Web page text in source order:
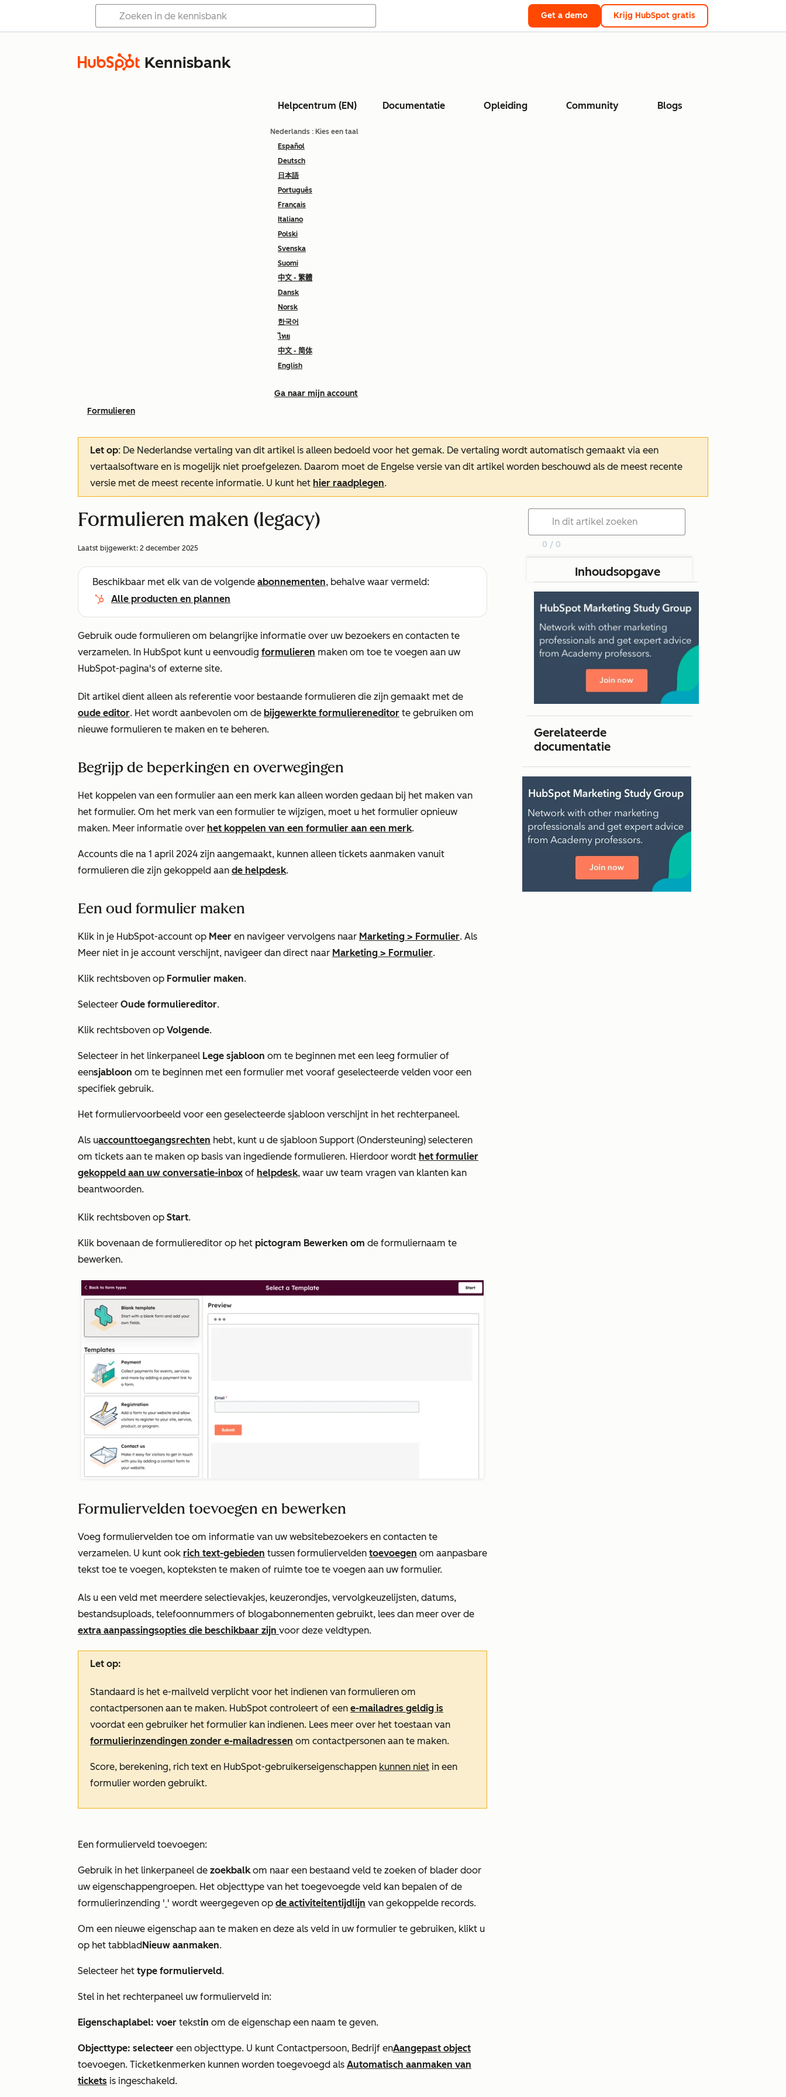
Get a demo Krijg HubSpot gratis
Kennisbank
Helpcentrum (EN) Documentatie Opleiding Community Blogs
Nederlands : Kies een taal
Español
Deutsch
日本語
Português
Français
Italiano
Polski
Svenska
Suomi
中文 - 繁體
Dansk
Norsk
한국어
ไทย
中文 - 简体
English
Ga naar mijn account
Formulieren
Let op: De Nederlandse vertaling van dit artikel is alleen bedoeld voor het gemak. De vertaling wordt automatisch gemaakt via een
vertaalsoftware en is mogelijk niet proefgelezen. Daarom moet de Engelse versie van dit artikel worden beschouwd als de meest recente
versie met de meest recente informatie. U kunt het hier raadplegen.
Formulieren maken (legacy)
Laatst bijgewerkt: 2 december 2025
Beschikbaar met elk van de volgende abonnementen, behalve waar vermeld:
Alle producten en plannen
Gebruik oude formulieren om belangrijke informatie over uw bezoekers en contacten te
verzamelen. In HubSpot kunt u eenvoudig formulieren maken om toe te voegen aan uw
HubSpot-pagina's of externe site.
Dit artikel dient alleen als referentie voor bestaande formulieren die zijn gemaakt met de
oude editor. Het wordt aanbevolen om de bijgewerkte formuliereneditor te gebruiken om
nieuwe formulieren te maken en te beheren.
Begrijp de beperkingen en overwegingen
Het koppelen van een formulier aan een merk kan alleen worden gedaan bij het maken van
het formulier. Om het merk van een formulier te wijzigen, moet u het formulier opnieuw
maken. Meer informatie over het koppelen van een formulier aan een merk.
Accounts die na 1 april 2024 zijn aangemaakt, kunnen alleen tickets aanmaken vanuit
formulieren die zijn gekoppeld aan de helpdesk.
Een oud formulier maken
Klik in je HubSpot-account op Meer en navigeer vervolgens naar Marketing > Formulier. Als
Meer niet in je account verschijnt, navigeer dan direct naar Marketing > Formulier.
Klik rechtsboven op Formulier maken.
Selecteer Oude formuliereditor.
Klik rechtsboven op Volgende.
Selecteer in het linkerpaneel Lege sjabloon om te beginnen met een leeg formulier of
eensjabloon om te beginnen met een formulier met vooraf geselecteerde velden voor een
specifiek gebruik.
Het formuliervoorbeeld voor een geselecteerde sjabloon verschijnt in het rechterpaneel.
Als uaccounttoegangsrechten hebt, kunt u de sjabloon Support (Ondersteuning) selecteren
om tickets aan te maken op basis van ingediende formulieren. Hierdoor wordt het formulier
gekoppeld aan uw conversatie-inbox of helpdesk, waar uw team vragen van klanten kan
beantwoorden.
Klik rechtsboven op Start.
Klik bovenaan de formuliereditor op het pictogram Bewerken om de formuliernaam te
bewerken.
Formuliervelden toevoegen en bewerken
Voeg formuliervelden toe om informatie van uw websitebezoekers en contacten te
verzamelen. U kunt ook rich text-gebieden tussen formuliervelden toevoegen om aanpasbare
tekst toe te voegen, kopteksten te maken of ruimte toe te voegen aan uw formulier.
Als u een veld met meerdere selectievakjes, keuzerondjes, vervolgkeuzelijsten, datums,
bestandsuploads, telefoonnummers of blogabonnementen gebruikt, lees dan meer over de
extra aanpassingsopties die beschikbaar zijn voor deze veldtypen.
Let op:
Standaard is het e-mailveld verplicht voor het indienen van formulieren om
contactpersonen aan te maken. HubSpot controleert of een e-mailadres geldig is
voordat een gebruiker het formulier kan indienen. Lees meer over het toestaan van
formulierinzendingen zonder e-mailadressen om contactpersonen aan te maken.
Score, berekening, rich text en HubSpot-gebruikerseigenschappen kunnen niet in een
formulier worden gebruikt.
Een formulierveld toevoegen:
Gebruik in het linkerpaneel de zoekbalkom naar een bestaand veld te zoeken of blader door
uw eigenschappengroepen. Het objecttype van het toegevoegde veld kan bepalen of de
formulierinzending ' ' wordt weergegeven op de activiteitentijdlijn van gekoppelde records.
Om een nieuwe eigenschap aan te maken en deze als veld in uw formulier te gebruiken, klikt u
op het tabbladNieuw aanmaken.
Selecteer het type formulierveld.
Stel in het rechterpaneel uw formulierveld in:
Eigenschaplabel: voer tekstin om de eigenschap een naam te geven.
Objecttype: selecteer een objecttype. U kunt Contactpersoon, Bedrijf enAangepast object
toevoegen. Ticketkenmerken kunnen worden toegevoegd als Automatisch aanmaken van
tickets is ingeschakeld.
0 / 0
Inhoudsopgave
Gerelateerde
documentatie